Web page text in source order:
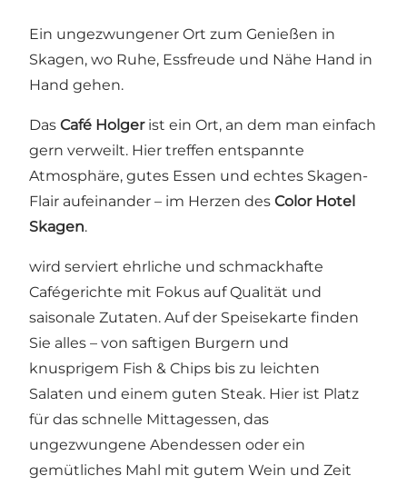
Ein ungezwungener Ort zum Genießen in
Skagen, wo Ruhe, Essfreude und Nähe Hand in
Hand gehen.
Das Café Holgerist ein Ort, an dem man einfach
gern verweilt. Hier treffen entspannte
Atmosphäre, gutes Essen und echtes Skagen-
Flair aufeinander – im Herzen des Color Hotel
Skagen.
wird serviert ehrliche und schmackhafte
Cafégerichte mit Fokus auf Qualität und
saisonale Zutaten. Auf der Speisekarte finden
Sie alles – von saftigen Burgern und
knusprigem Fish & Chips bis zu leichten
Salaten und einem guten Steak. Hier ist Platz
für das schnelle Mittagessen, das
ungezwungene Abendessen oder ein
gemütliches Mahl mit gutem Wein und Zeit